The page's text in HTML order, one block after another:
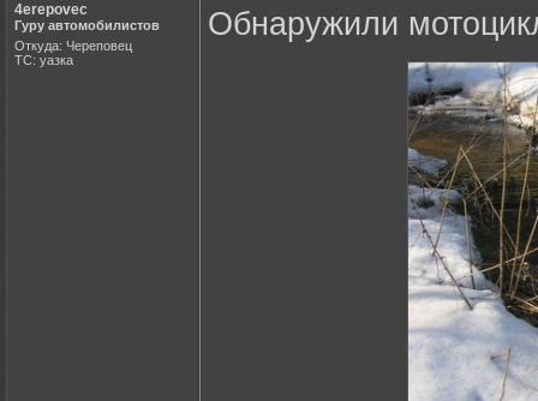
4erepovec
Гуру автомобилистов
Откуда: Череповец
ТС: уазка
Обнаружили